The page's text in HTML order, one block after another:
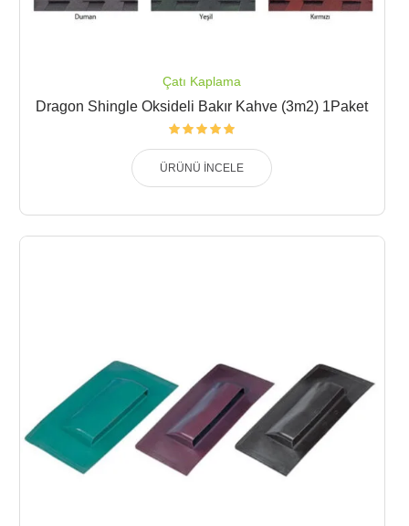
Çatı Kaplama
Dragon Shingle Oksideli Bakır Kahve (3m2) 1Paket
ÜRÜNÜ İNCELE